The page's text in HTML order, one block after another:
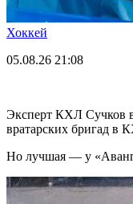
Хоккей
05.08.26 21:08
Эксперт КХЛ Сучков
вратарских бригад в
Но лучшая — у